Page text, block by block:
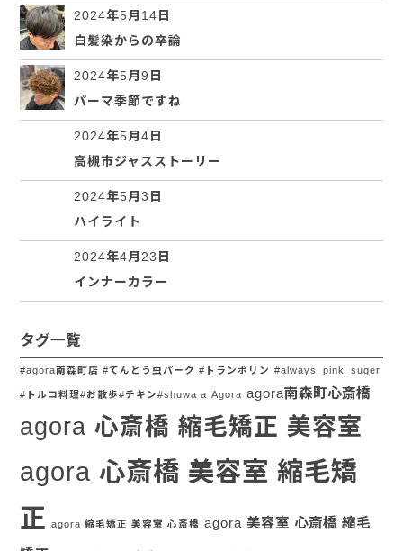
2024年5月14日
白髪染からの卒論
2024年5月9日
パーマ季節ですね
2024年5月4日
高槻市ジャスストーリー
2024年5月3日
ハイライト
2024年4月23日
インナーカラー
タグ一覧
#agora南森町店 #てんとう虫パーク #トランポリン #always_pink_suger
#トルコ料理#お散歩#チキン#shuwa a Agora agora南森町心斎橋
agora 心斎橋 縮毛矯正 美容室
agora 心斎橋 美容室 縮毛矯
正 agora 縮毛矯正 美容室 心斎橋 agora 美容室 心斎橋 縮毛